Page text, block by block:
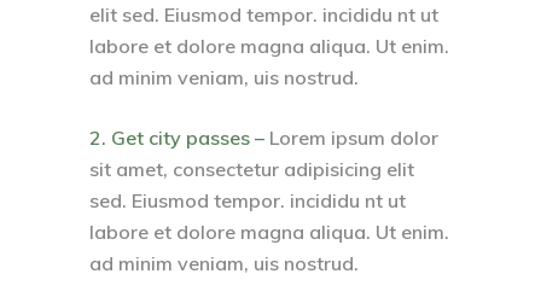
elit sed. Eiusmod tempor. incididu nt ut
labore et dolore magna aliqua. Ut enim.
ad minim veniam, uis nostrud.
2. Get city passes – Lorem ipsum dolor
sit amet, consectetur adipisicing elit
sed. Eiusmod tempor. incididu nt ut
labore et dolore magna aliqua. Ut enim.
ad minim veniam, uis nostrud.